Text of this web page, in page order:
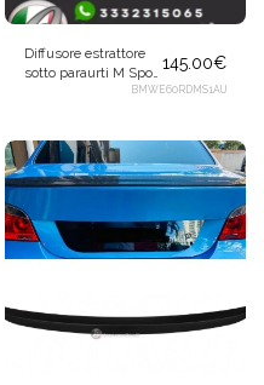
Diffusore estrattore
sotto paraurti M Sport
scarico a sinistra per
145.00€
BMWE60RDMS1AU